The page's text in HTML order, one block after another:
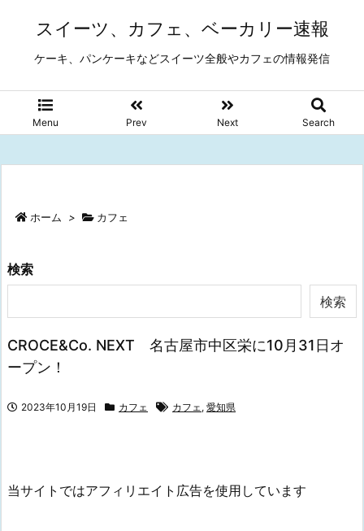
スイーツ、カフェ、ベーカリー速報
ケーキ、パンケーキなどスイーツ全般やカフェの情報発信
Menu Prev Next Search
ホーム > カフェ
検索
検索
CROCE&Co. NEXT 名古屋市中区栄に10月31日オ
ープン！
2023年10月19日 カフェ カフェ, 愛知県
当サイトではアフィリエイト広告を使用しています